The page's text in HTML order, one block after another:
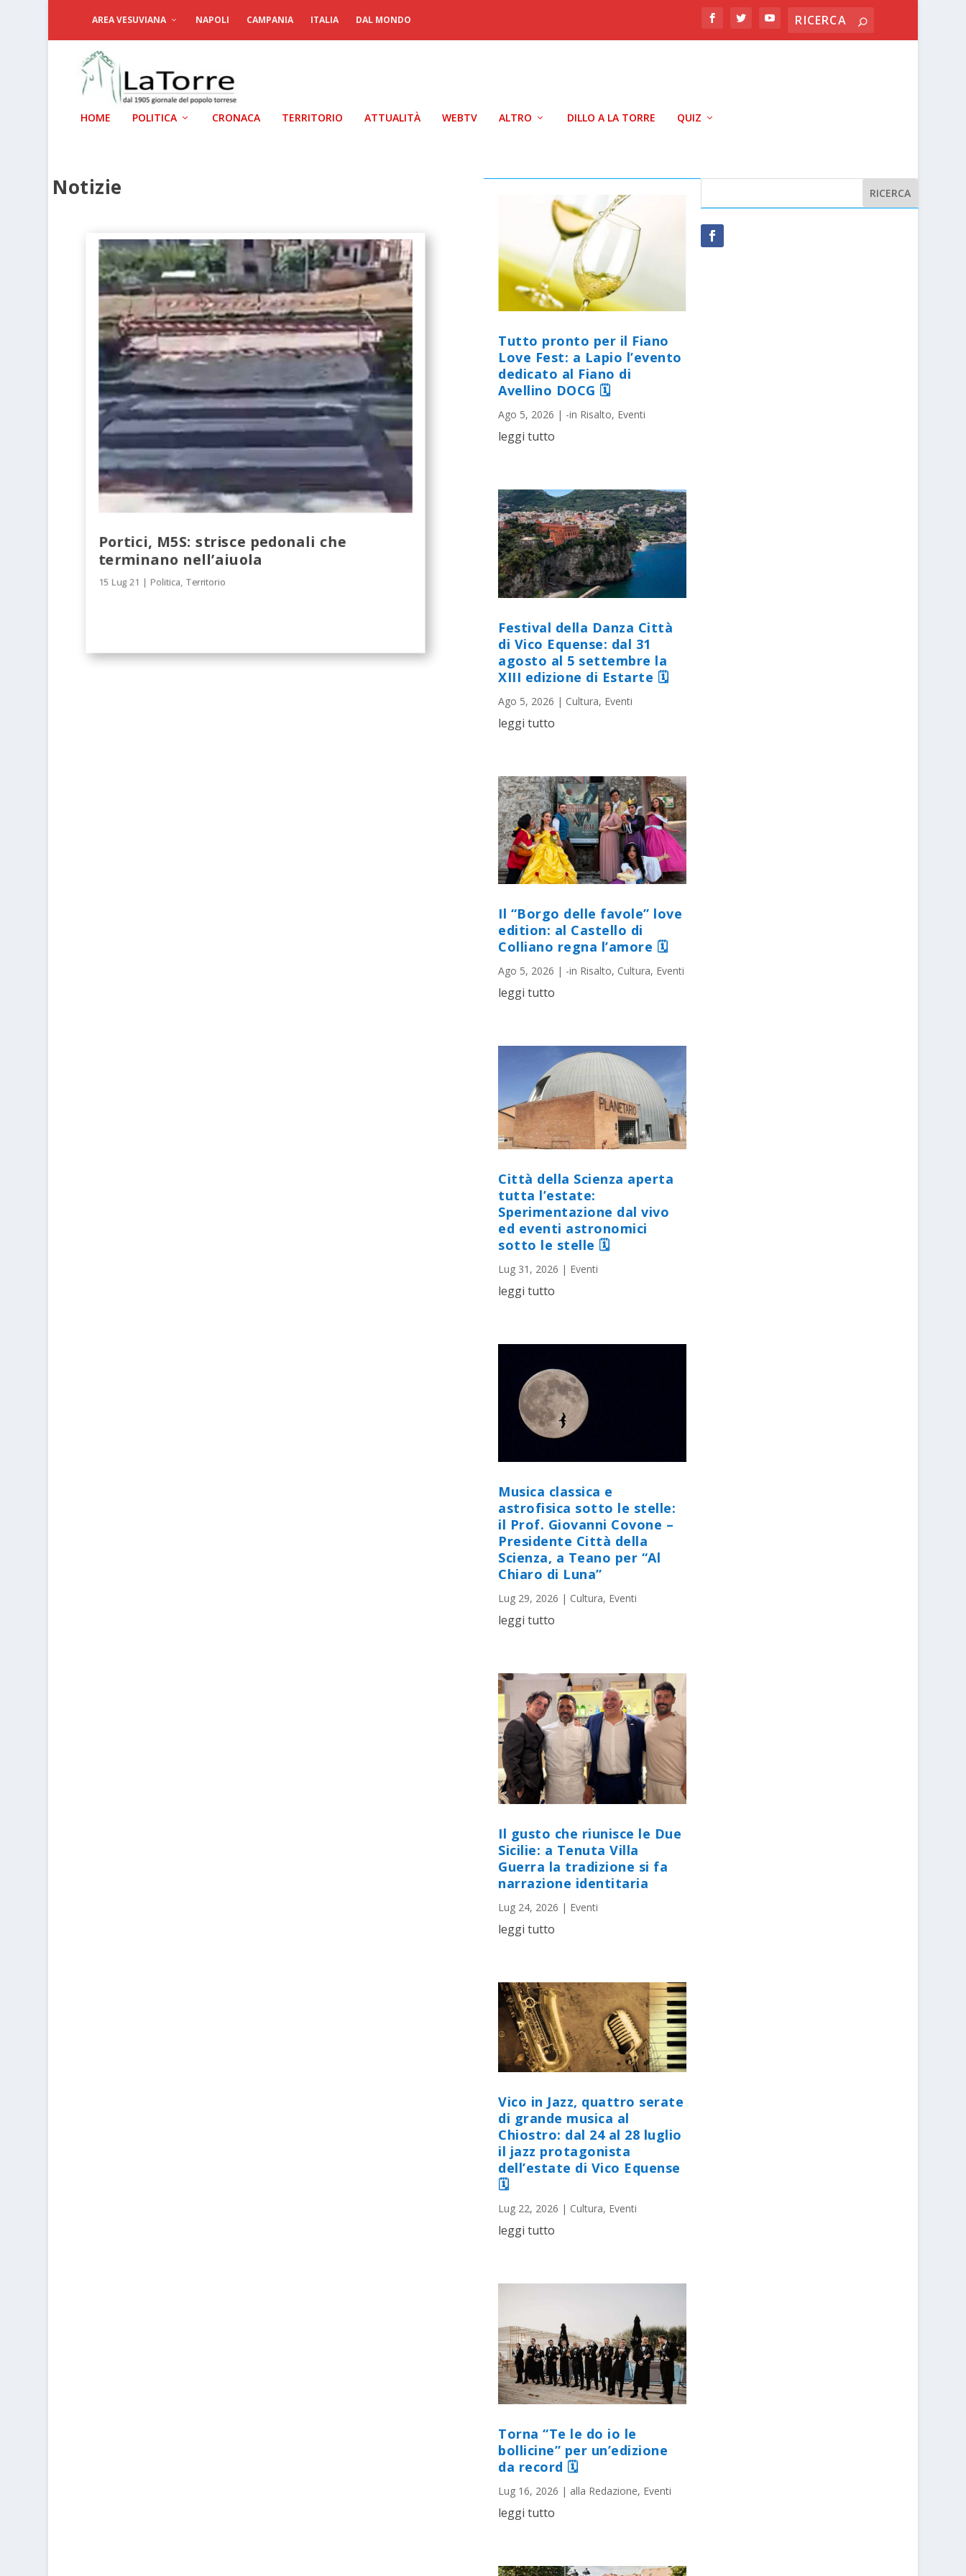
AREA VESUVIANA NAPOLI CAMPANIA ITALIA DAL MONDO
HOME POLITICA CRONACA TERRITORIO ATTUALITÀ WEBTV ALTRO DILLO A LA TORRE QUIZ
Notizie
Portici, M5S: strisce pedonali che
terminano nell’aiuola
15 Lug 21 | Politica, Territorio
Tutto pronto per il Fiano
Love Fest: a Lapio l’evento
dedicato al Fiano di
Avellino DOCG 🗓
Ago 5, 2026 | -in Risalto, Eventi
leggi tutto
Festival della Danza Città
di Vico Equense: dal 31
agosto al 5 settembre la
XIII edizione di Estarte 🗓
Ago 5, 2026 | Cultura, Eventi
leggi tutto
Il “Borgo delle favole” love
edition: al Castello di
Colliano regna l’amore 🗓
Ago 5, 2026 | -in Risalto, Cultura, Eventi
leggi tutto
Città della Scienza aperta
tutta l’estate:
Sperimentazione dal vivo
ed eventi astronomici
sotto le stelle 🗓
Lug 31, 2026 | Eventi
leggi tutto
Musica classica e
astrofisica sotto le stelle:
il Prof. Giovanni Covone –
Presidente Città della
Scienza, a Teano per “Al
Chiaro di Luna”
Lug 29, 2026 | Cultura, Eventi
leggi tutto
Il gusto che riunisce le Due
Sicilie: a Tenuta Villa
Guerra la tradizione si fa
narrazione identitaria
Lug 24, 2026 | Eventi
leggi tutto
Vico in Jazz, quattro serate
di grande musica al
Chiostro: dal 24 al 28 luglio
il jazz protagonista
dell’estate di Vico Equense
🗓
Lug 22, 2026 | Cultura, Eventi
leggi tutto
Torna “Te le do io le
bollicine” per un’edizione
da record 🗓
Lug 16, 2026 | alla Redazione, Eventi
leggi tutto